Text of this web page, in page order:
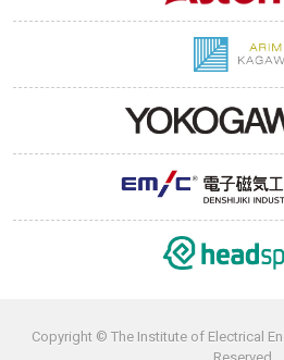
Copyright © The Institute of Electrical